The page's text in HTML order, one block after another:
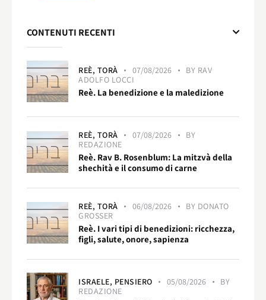
CONTENUTI RECENTI
REÈ, TORÀ 07/08/2026 BY RAV
ADOLFO LOCCI
Reè. La benedizione e la maledizione
REÈ, TORÀ 07/08/2026
BY
REDAZIONE
Reè. Rav B. Rosenblum: La mitzvà della
shechità e il consumo di carne
REÈ, TORÀ 06/08/2026 BY DONATO
GROSSER
Reè. I vari tipi di benedizioni: ricchezza,
figli, salute, onore, sapienza
ISRAELE, PENSIERO 05/08/2026
BY
REDAZIONE